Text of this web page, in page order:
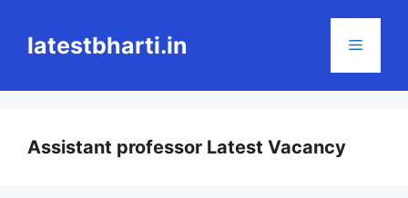
contentlatestbharti.in Menu
Assistant professor Latest Vacancy